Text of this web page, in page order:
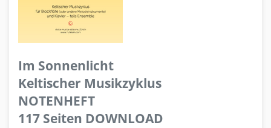
Im Sonnenlicht
Keltischer Musikzyklus
NOTENHEFT
117 Seiten DOWNLOAD